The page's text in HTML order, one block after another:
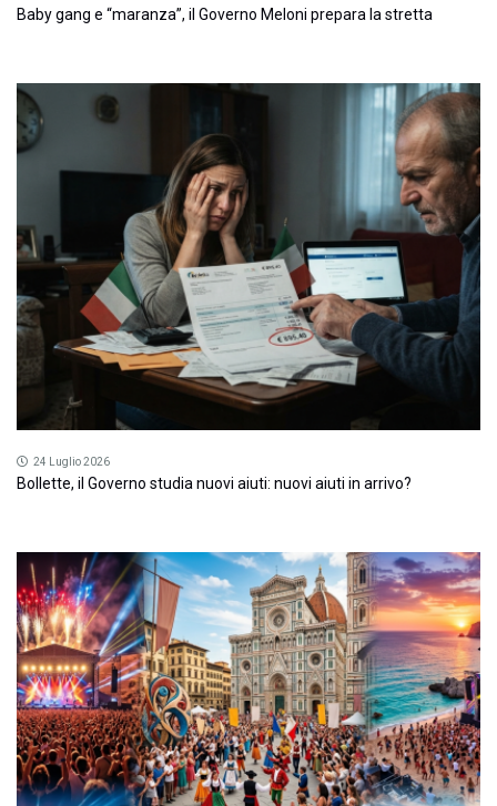
Baby gang e “maranza”, il Governo Meloni prepara la stretta
24 Luglio 2026
Bollette, il Governo studia nuovi aiuti: nuovi aiuti in arrivo?